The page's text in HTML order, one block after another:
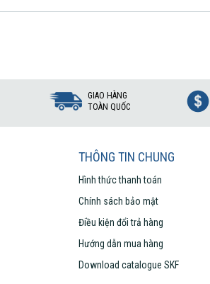
GIAO HÀNG
TOÀN QUỐC
THÔNG TIN CHUNG
Hình thức thanh toán
Chính sách bảo mật
Điều kiện đổi trả hàng
Hướng dẫn mua hàng
Download catalogue SKF